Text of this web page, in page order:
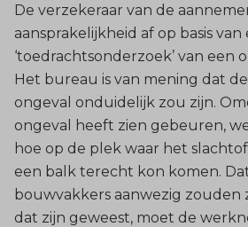
De verzekeraar van de
aansprakelijkheid af op basis van
‘toedrachtsonderzoek’ van een
Het bureau is van mening dat
ongeval onduidelijk zou zijn.
ongeval heeft zien gebeuren,
hoe op de plek waar het
een balk terecht kon komen.
bouwvakkers aanwezig zouden
dat zijn geweest, moet de